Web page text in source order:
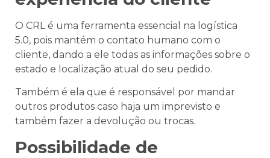
O CRL é uma ferramenta essencial na logística
5.0, pois mantém o contato humano com o
cliente, dando a ele todas as informações sobre o
estado e localização atual do seu pedido.
Também é ela que é responsável por mandar
outros produtos caso haja um imprevisto e
também fazer a devolução ou trocas.
Possibilidade de